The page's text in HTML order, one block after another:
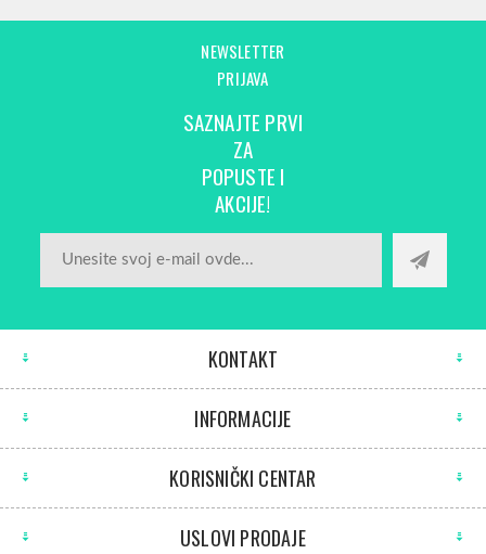
NEWSLETTER
PRIJAVA
SAZNAJTE PRVI
ZA
POPUSTE I
AKCIJE!
KONTAKT
INFORMACIJE
KORISNIČKI CENTAR
USLOVI PRODAJE